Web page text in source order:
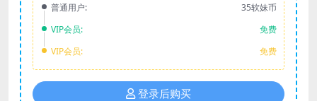
普通用户:
35软妹币
VIP会员:
免费
VIP会员:
免费
登录后购买